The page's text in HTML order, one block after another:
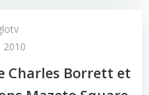
2010
Charles Borrett et